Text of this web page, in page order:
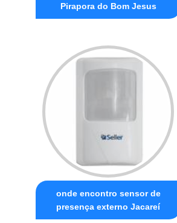
Pirapora do Bom Jesus
onde encontro sensor de
presença externo Jacareí